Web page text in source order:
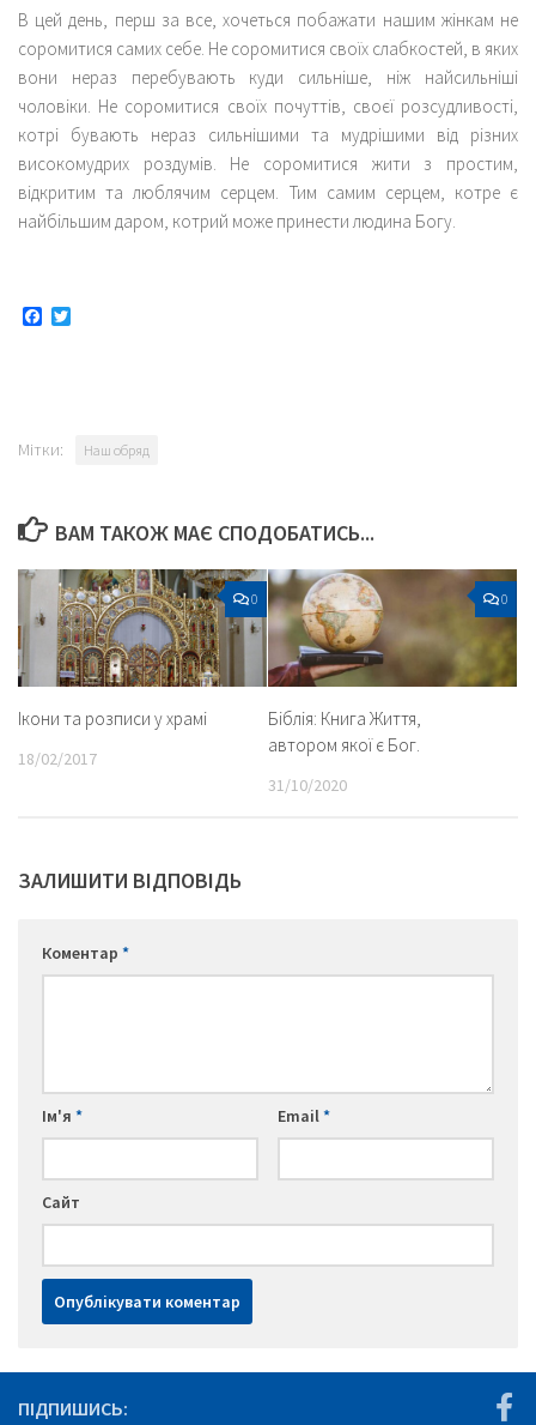
В цей день, перш за все, хочеться побажати нашим жінкам не
соромитися самих себе. Не соромитися своїх слабкостей, в яких
вони нераз перебувають куди сильніше, ніж найсильніші
чоловіки. Не соромитися своїх почуттів, своєї розсудливості,
котрі бувають нераз сильнішими та мудрішими від різних
високомудрих роздумів. Не соромитися жити з простим,
відкритим та люблячим серцем. Тим самим серцем, котре є
найбільшим даром, котрий може принести людина Богу.
Facebook
Мітки: Наш обряд
ВАМ ТАКОЖ МАЄ СПОДОБАТИСЬ...
0
Ікони та розписи у храмі
18/02/2017
0
Біблія: Книга Життя,
автором якої є Бог.
31/10/2020
ЗАЛИШИТИ ВІДПОВІДЬ
Коментар *
Ім'я * Email*
Сайт
ПІДПИШИСЬ: